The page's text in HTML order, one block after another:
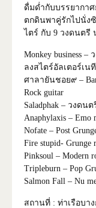
ดื่มด่ำกับบรรยากา
ตกดินพาคู่รักไปนั่ง
ไตร์ กับ 9 วงดนตรี
Monkey business
ลงสไตร์อัลเตอร์เน
ศาลายันชอย๙ –
Rock guitar
Saladphak – วงดน
Anaphylaxis –
Nofate – Post
Fire stupid-
Pinksoul – Modern
Tripleburn – Pop
Salmon Fall – Nu
สถานที่ : ท่าเรือบา